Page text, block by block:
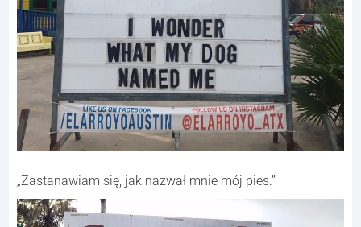
„Zastanawiam się, jak nazwał mnie mój pies.”